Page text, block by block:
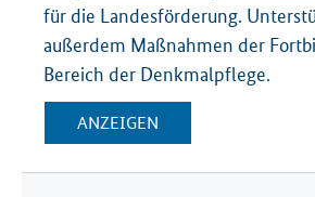
für die Landesförderung.
außerdem Maßnahmen der
Bereich der Denkmalpflege.
ANZEIGEN